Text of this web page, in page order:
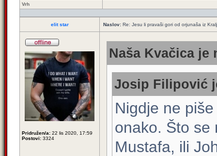
Vrh
elit star Naslov: Re: Jesu li pravaši gori od orjunaša iz
Pridružen/a: 22 lis 2020, 17:59
Postovi: 3324
Naša Kvačica je
Josip Filipović
Nigdje ne
onako. Što se
Mustafa, ili